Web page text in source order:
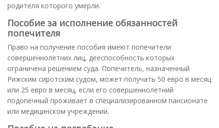
родителя которого умерли.
Пособие за исполнение обязанностей
попечителя
Право на получение пособия имеют попечители
совершеннолетних лиц, дееспособность которых
ограничена решением суда. Попечитель, назначенный
Рижским сиротским судом, может получать 50 евро в месяц
или 25 евро в месяц, если его совершеннолетний
подопечный проживает в специализированном пансионате
или медицинском учреждении.